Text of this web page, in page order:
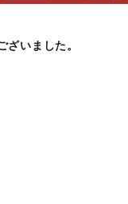
ざいました。